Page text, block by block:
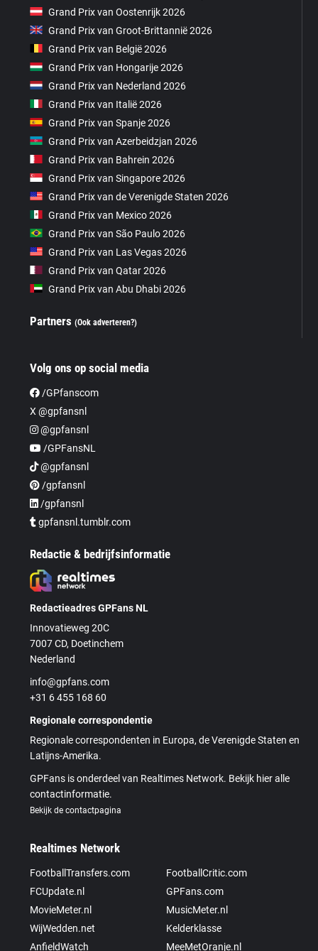
Grand Prix van Oostenrijk 2026
Grand Prix van Groot-Brittannië 2026
Grand Prix van België 2026
Grand Prix van Hongarije 2026
Grand Prix van Nederland 2026
Grand Prix van Italië 2026
Grand Prix van Spanje 2026
Grand Prix van Azerbeidzjan 2026
Grand Prix van Bahrein 2026
Grand Prix van Singapore 2026
Grand Prix van de Verenigde Staten 2026
Grand Prix van Mexico 2026
Grand Prix van São Paulo 2026
Grand Prix van Las Vegas 2026
Grand Prix van Qatar 2026
Grand Prix van Abu Dhabi 2026
Partners(Ook adverteren?)
Volg ons op social media
/GPfanscom
X @gpfansnl
@gpfansnl
/GPFansNL
@gpfansnl
/gpfansnl
/gpfansnl
gpfansnl.tumblr.com
Redactie & bedrijfsinformatie
Redactieadres GPFans NL
Innovatieweg 20C
7007 CD, Doetinchem
Nederland
info@gpfans.com
+31 6 455 168 60
Regionale correspondentie
Regionale correspondenten in Europa, de Verenigde Staten en
Latijns-Amerika.
GPFans is onderdeel van Realtimes Network. Bekijk hier alle
contactinformatie.
Bekijk de contactpagina
Realtimes Network
FootballTransfers.com
FootballCritic.com
FCUpdate.nl
GPFans.com
MovieMeter.nl
MusicMeter.nl
WijWedden.net
Kelderklasse
AnfieldWatch
MeeMetOranje.nl